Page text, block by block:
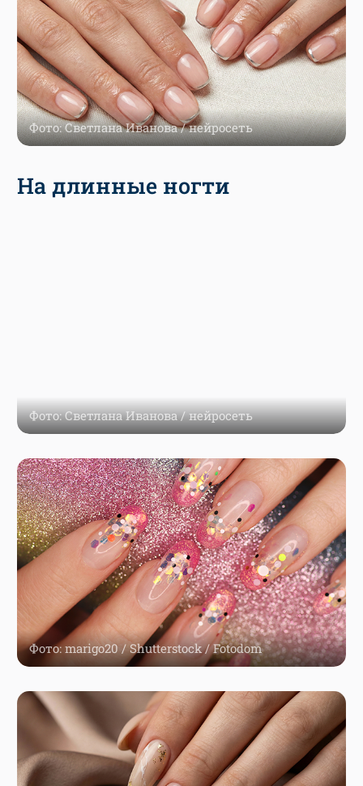
Фото: Светлана Иванова / нейросеть
На длинные ногти
Фото: Светлана Иванова / нейросеть
Фото: marigo20 / Shutterstock / Fotodom